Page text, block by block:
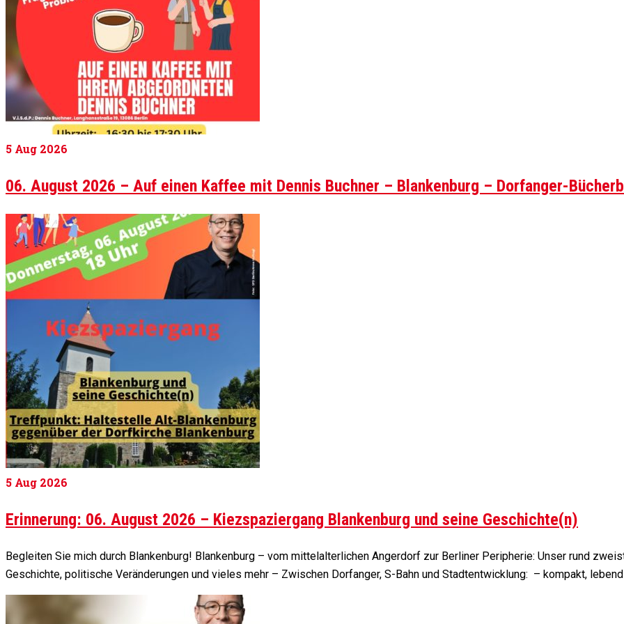
5 Aug 2026
06. August 2026 – Auf einen Kaffee mit Dennis Buchner – Blankenburg – Dorfanger-
5 Aug 2026
Erinnerung: 06. August 2026 – Kiezspaziergang Blankenburg und seine Geschichte(n)
Begleiten Sie mich durch Blankenburg! Blankenburg – vom mittelalterlichen Angerdorf zur Berliner Peripherie: Unser rund
Geschichte, politische Veränderungen und vieles mehr – Zwischen Dorfanger, S-Bahn und Stadtentwicklung: – kompakt,